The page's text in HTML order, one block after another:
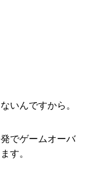
いんですから。
でゲームオーバ
す。